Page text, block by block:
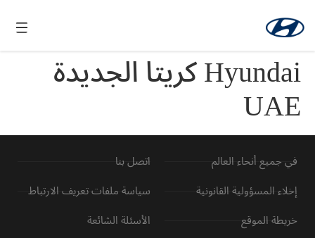
Hyundai كريتا الجديدة
UAE
في جميع أنحاء العالم
إخلاء المسؤولية القانونية
خريطة الموقع
اتصل بنا
سياسة ملفات تعريف الارتباط
الأسئلة الشائعة